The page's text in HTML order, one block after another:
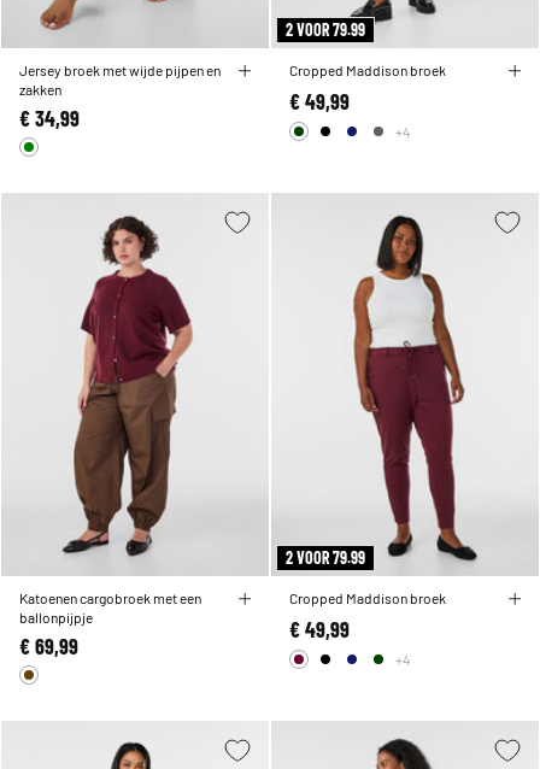
Jersey broek met wijde pijpen en
zakken
€ 34,99
2 VOOR 79.99
Cropped Maddison broek
€ 49,99
+4
Katoenen cargobroek met een
ballonpijpje
€ 69,99
2 VOOR 79.99
Cropped Maddison broek
€ 49,99
+4